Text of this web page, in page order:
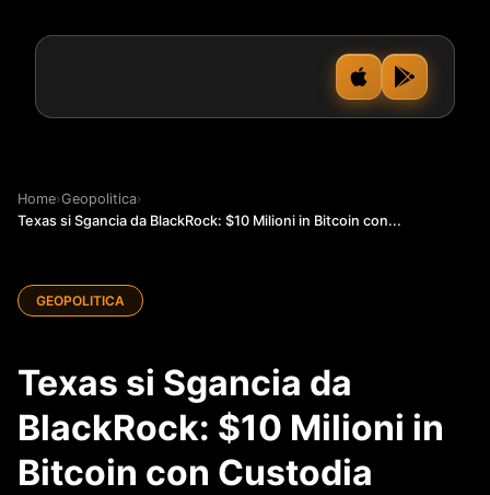
Home›Geopolitica›
Texas si Sgancia da BlackRock: $10 Milioni in Bitcoin con...
GEOPOLITICA
Texas si Sgancia da
BlackRock: $10 Milioni in
Bitcoin con Custodia